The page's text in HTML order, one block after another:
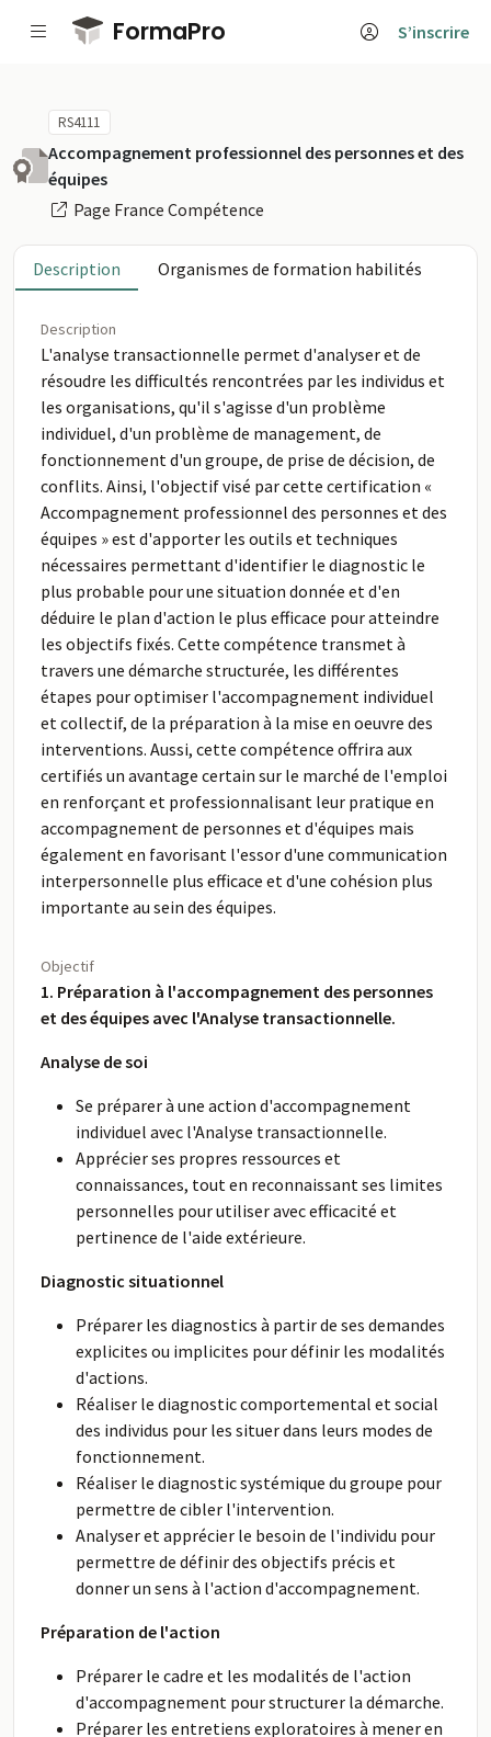
Passer au contenu principal
FormaPro S’inscrire
RS4111
Accompagnement professionnel des personnes et des
équipes
Page France Compétence
Description Organismes de formation habilités
Description
L'analyse transactionnelle permet d'analyser et de
résoudre les difficultés rencontrées par les individus et
les organisations, qu'il s'agisse d'un problème
individuel, d'un problème de management, de
fonctionnement d'un groupe, de prise de décision, de
conflits. Ainsi, l'objectif visé par cette certification «
Accompagnement professionnel des personnes et des
équipes » est d'apporter les outils et techniques
nécessaires permettant d'identifier le diagnostic le
plus probable pour une situation donnée et d'en
déduire le plan d'action le plus efficace pour atteindre
les objectifs fixés. Cette compétence transmet à
travers une démarche structurée, les différentes
étapes pour optimiser l'accompagnement individuel
et collectif, de la préparation à la mise en oeuvre des
interventions. Aussi, cette compétence offrira aux
certifiés un avantage certain sur le marché de l'emploi
en renforçant et professionnalisant leur pratique en
accompagnement de personnes et d'équipes mais
également en favorisant l'essor d'une communication
interpersonnelle plus efficace et d'une cohésion plus
importante au sein des équipes.
Objectif
1. Préparation à l'accompagnement des personnes
et des équipes avec l'Analyse transactionnelle.
Analyse de soi
Se préparer à une action d'accompagnement
individuel avec l'Analyse transactionnelle.
Apprécier ses propres ressources et
connaissances, tout en reconnaissant ses limites
personnelles pour utiliser avec efficacité et
pertinence de l'aide extérieure.
Diagnostic situationnel
Préparer les diagnostics à partir de ses demandes
explicites ou implicites pour définir les modalités
d'actions.
Réaliser le diagnostic comportemental et social
des individus pour les situer dans leurs modes de
fonctionnement.
Réaliser le diagnostic systémique du groupe pour
permettre de cibler l'intervention.
Analyser et apprécier le besoin de l'individu pour
permettre de définir des objectifs précis et
donner un sens à l'action d'accompagnement.
Préparation de l'action
Préparer le cadre et les modalités de l'action
d'accompagnement pour structurer la démarche.
Préparer les entretiens exploratoires à mener en